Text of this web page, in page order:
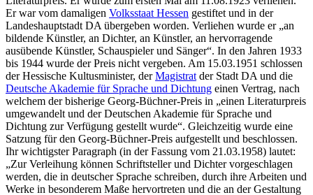
Er war vom damaligen Volksstaat Hessen gestiftet und in der
Landeshauptstadt DA übergeben worden. Verliehen wurde er „an
bildende Künstler, an Dichter, an Künstler, an hervorragende
ausübende Künstler, Schauspieler und Sänger“. In den Jahren 1933
bis 1944 wurde der Preis nicht vergeben. Am 15.03.1951 schlossen
der Hessische Kultusminister, derMagistrat der Stadt DA und die
Deutsche Akademie für Sprache und Dichtung einen Vertrag, nach
welchem der bisherige Georg-Büchner-Preis in „einen Literaturpreis
umgewandelt und der Deutschen Akademie für Sprache und
Dichtung zur Verfügung gestellt wurde“. Gleichzeitig wurde eine
Satzung für den Georg-Büchner-Preis aufgestellt und beschlossen.
Ihr wichtigster Paragraph (in der Fassung vom 21.03.1958) lautet:
„Zur Verleihung können Schriftsteller und Dichter vorgeschlagen
werden, die in deutscher Sprache schreiben, durch ihre Arbeiten und
Werke in besonderem Maße hervortreten und die an der Gestaltung